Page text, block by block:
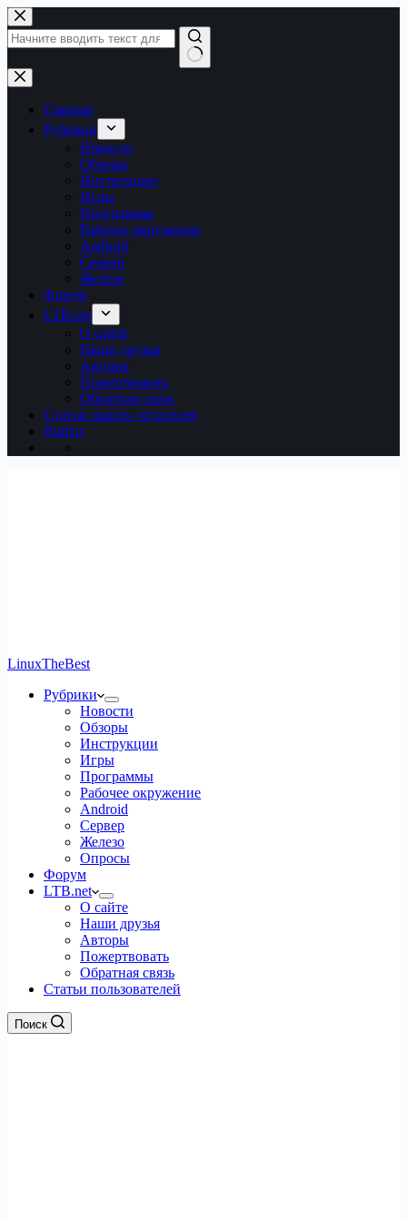
Перейти
к
сути
Ничего
не
найденоГлавная
Рубрики
Новости
Обзоры
Инструкции
Игры
Программы
Рабочее окружение
Android
Сервер
Железо
Форум
LTB.net
О сайте
Наши друзья
Авторы
Пожертвовать
Обратная связь
Статьи наших читателей
Войти
LinuxTheBest
Рубрики
Новости
Обзоры
Инструкции
Игры
Программы
Рабочее окружение
Android
Сервер
Железо
Опросы
Форум
LTB.net
О сайте
Наши друзья
Авторы
Пожертвовать
Обратная связь
Статьи пользователей
Поиск